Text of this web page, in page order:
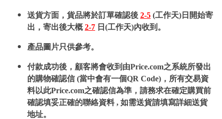
送貨方面，貨品將於訂單確認後 2-5 (工作天)日開始寄
出，寄出後大概2-7 日(工作天)內收到。
產品圖片只供參考。
付款成功後，顧客將會收到由Price.com之系統所發出
的購物確認信 (當中會有一個QR Code)，所有交易資
料以此Price.com之確認信為準，請務求在確定購買前
確認填妥正確的聯絡資料 , 如需送貨請填寫詳細送貨
地址。